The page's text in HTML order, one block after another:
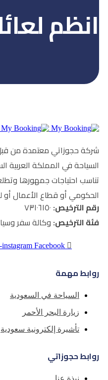
من قبل منظمة آياتا العالمية
السعودية، وتقدم الحلول
وتطلعاتهم سواء في القطاع
أو للأفراد والمجموعات
سفر وسياحة
twitte Icomoon-instagram
سعودية